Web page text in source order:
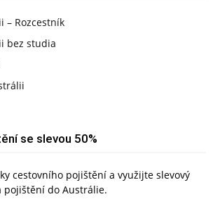
– Rozcestník
bez studia
se slevou 50%
cestovního pojištění a využijte slevový
pojištění do Austrálie.